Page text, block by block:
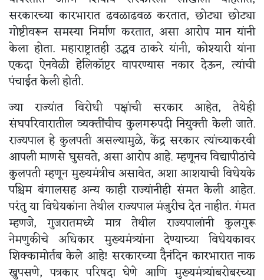
सरकारच्या कारभारात ढवळाढवळ करतात, छोट्या छोट्या
गोष्टीवरून समस्या निर्माण करतात, असा आरोप मान यांनी
केला होता. महाराष्ट्रातही उद्धव ठाकरे यांनी, कोश्यारी यांना
एकदा ऐनवेळी हेलिकॉप्टर वापरण्यास नकार देऊन, त्यांची
पंचाईत केली होती.
ज्या राज्यांत विरोधी पक्षांची सरकार आहेत, तेथेही
संघपरिवारातील व्यक्तींचीच कुलगरुपदी नियुक्ती केली जाते.
राज्यपाल हे कुलपती असल्यामुळे, केंद्र सरकार त्यांच्याकरवी
आपली माणसे घुसवते, असा आरोप आहे. म्हणूनच विद्यापीठांचे
कुलपती म्हणून मुख्यमंत्रीच असावेत, अशा आशयाची विधेयके
पश्चिम बंगालसह अन्य काही राज्यांनीही संमत केली आहेत.
परंतु या विधेयकांना तेथील राज्यपाल मंजुरीच देत नाहीत. गंमत
म्हणजे, गुजरातमध्ये मात्र तेथील राज्यपालांनी कुलगुरू
नेमणुकीचे अधिकार मुख्यमंत्र्यांना देण्याच्या विधेयकावर
शिक्कामोर्तब केले आहे! सरकारच्या दैनंदिन कारभारात नाक
खुपसणे, पत्रकार परिषदा घेणे आणि मुख्यमंत्र्यांबरोबरच्या